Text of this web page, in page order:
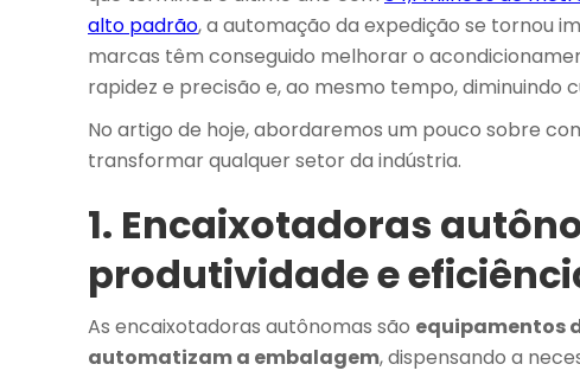
alto padrão, a automação da expedição se tornou
marcas têm conseguido melhorar o
rapidez e precisão e, ao mesmo tempo, diminuindo
No artigo de hoje, abordaremos um pouco sobre
transformar qualquer setor da indústria.
1. Encaixotadoras
produtividade e
As encaixotadoras autônomas são equipamentos
automatizam a embalagem, dispensando a